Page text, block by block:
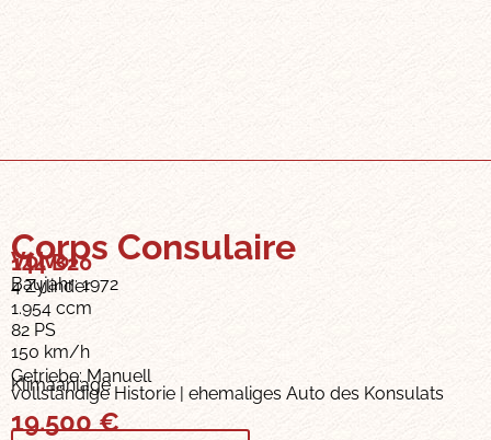
Corps Consulaire
Volvo
144 B20
Baujahr: 1972
4 Zylinder
1.954 ccm
82 PS
150 km/h
Getriebe: Manuell
Klimaanlage
vollständige Historie | ehemaliges Auto des Konsulats
19.500€